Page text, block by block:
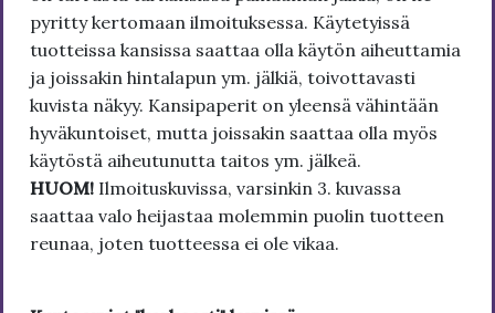
pyritty kertomaan ilmoituksessa. Käytetyissä
tuotteissa kansissa saattaa olla käytön aiheuttamia
ja joissakin hintalapun ym. jälkiä, toivottavasti
kuvista näkyy. Kansipaperit on yleensä vähintään
hyväkuntoiset, mutta joissakin saattaa olla myös
käytöstä aiheutunutta taitos ym. jälkeä.
HUOM! Ilmoituskuvissa, varsinkin 3. kuvassa
saattaa valo heijastaa molemmin puolin tuotteen
reunaa, joten tuotteessa ei ole vikaa.